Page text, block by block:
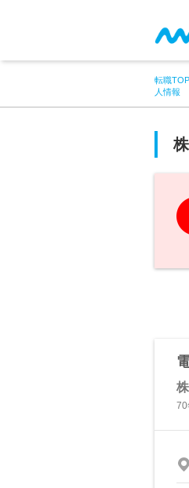
転職TOP
人情報
70